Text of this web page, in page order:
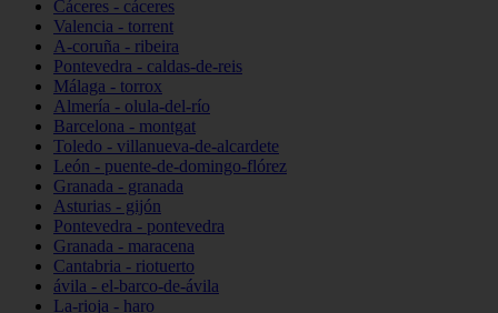
Cáceres - cáceres
Valencia - torrent
A-coruña - ribeira
Pontevedra - caldas-de-reis
Málaga - torrox
Almería - olula-del-río
Barcelona - montgat
Toledo - villanueva-de-alcardete
León - puente-de-domingo-flórez
Granada - granada
Asturias - gijón
Pontevedra - pontevedra
Granada - maracena
Cantabria - riotuerto
ávila - el-barco-de-ávila
La-rioja - haro